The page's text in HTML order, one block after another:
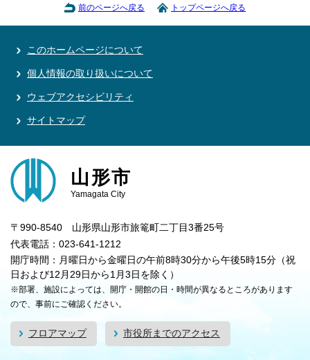
前のページへ戻る トップページへ戻る
このホームページについて
個人情報の取り扱いについて
ウェブアクセシビリティ
サイトマップ
山形市
Yamagata City
〒990-8540 山形県山形市旅篭町二丁目3番25号
代表電話：023-641-1212
開庁時間：月曜日から金曜日の午前8時30分から午後5時15分（祝
日および12月29日から1月3日を除く）
※部署、施設によっては、開庁・開館の日・時間が異なるところがあります
ので、事前にご確認ください。
フロアマップ 市役所までのアクセス